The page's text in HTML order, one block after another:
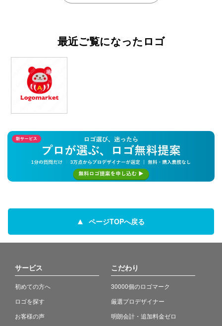
最近ご覧になったロゴ
ページTOPへ戻る
サービス
初めての方へ
ロゴを探す
お客様の声
こだわり
30000個のロゴマーク
厳選プロデザイナー
明朗会計・追加料金ゼロ